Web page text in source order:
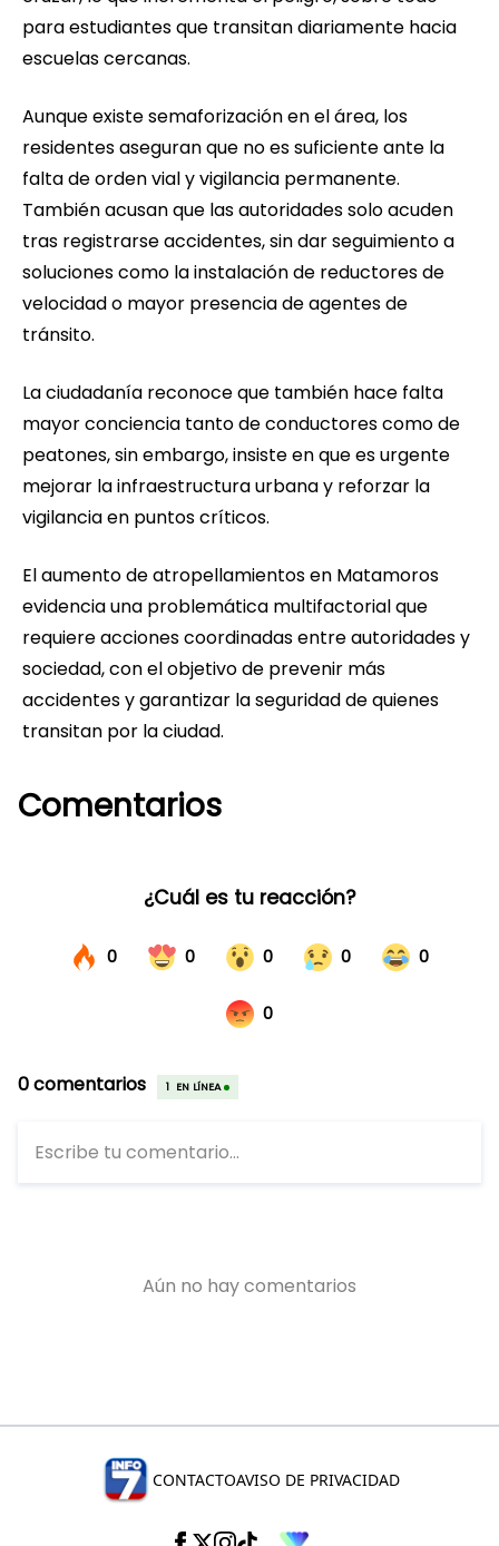
para estudiantes que transitan diariamente hacia
escuelas cercanas.
Aunque existe semaforización en el área, los
residentes aseguran que no es suficiente ante la
falta de orden vial y vigilancia permanente.
También acusan que las autoridades solo acuden
tras registrarse accidentes, sin dar seguimiento a
soluciones como la instalación de reductores de
velocidad o mayor presencia de agentes de
tránsito.
La ciudadanía reconoce que también hace falta
mayor conciencia tanto de conductores como de
peatones, sin embargo, insiste en que es urgente
mejorar la infraestructura urbana y reforzar la
vigilancia en puntos críticos.
El aumento de atropellamientos en Matamoros
evidencia una problemática multifactorial que
requiere acciones coordinadas entre autoridades y
sociedad, con el objetivo de prevenir más
accidentes y garantizar la seguridad de quienes
transitan por la ciudad.
Comentarios
CONTACTOAVISO DE PRIVACIDAD